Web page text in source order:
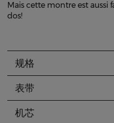
Mais cette montre est aussi
dos!
规格
表带
机芯